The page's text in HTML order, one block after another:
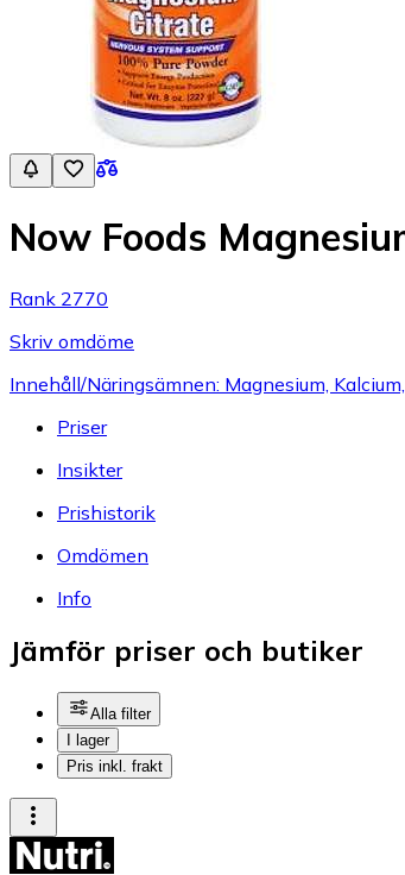
Now Foods
Rank 2770
Skriv omdöme
Innehåll/Näringsämnen: Magnesium,
Priser
Insikter
Prishistorik
Omdömen
Info
Jämför priser och butiker
Alla filter
I lager
Pris inkl. frakt